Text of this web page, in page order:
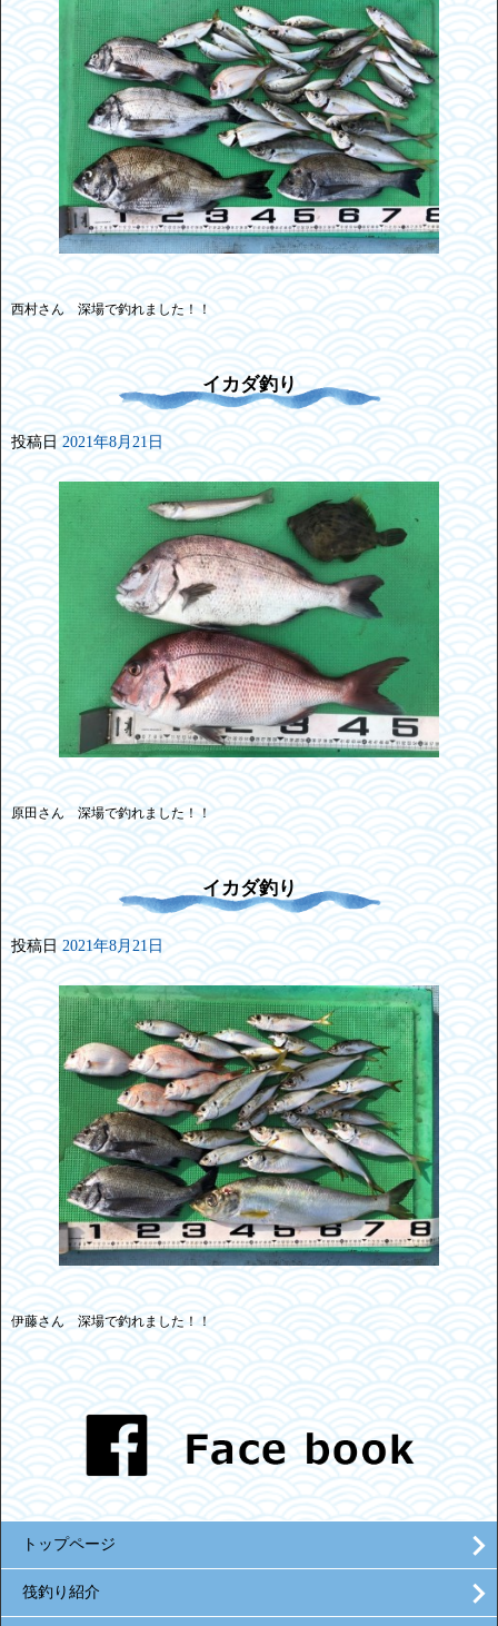
西村さん 深場で釣れました！！
イカダ釣り
投稿日 2021年8月21日
原田さん 深場で釣れました！！
イカダ釣り
投稿日 2021年8月21日
伊藤さん 深場で釣れました！！
トップページ
筏釣り紹介